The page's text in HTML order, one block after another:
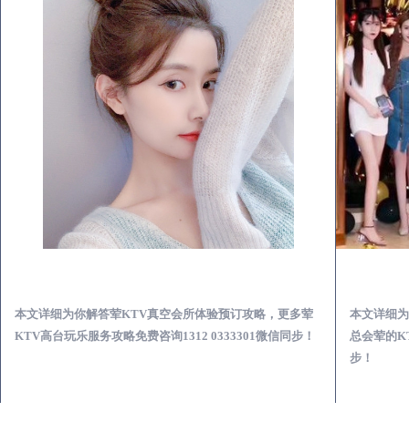
本文详细为你解答荤KTV真空会所体验预订攻略，更多荤
KTV高台玩乐服务攻略免费咨询1312 0333301微信同步！
本文详细
总会荤的
步！